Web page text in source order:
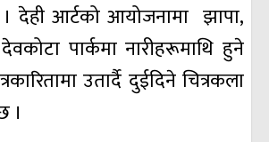
देही आर्टको आयोजनामा झापा,
पार्कमा नारीहरूमाथि हुने
उतार्दै दुईदिने चित्रकला
।